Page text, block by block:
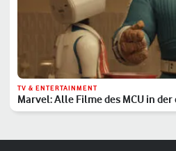
TV & ENTERTAINMENT
Marvel: Alle Filme des MCU in
Reihenfolge